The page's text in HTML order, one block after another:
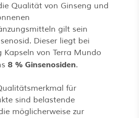
Qualität von Ginseng und
gilt sein
Dieser liegt bei
Kapseln von Terra Mundo
8 % Ginsenosiden.
für
sind belastende
möglicherweise zur